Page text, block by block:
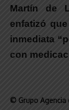
Martín de
enfatizó
inmediata
con
© Grupo Agencia